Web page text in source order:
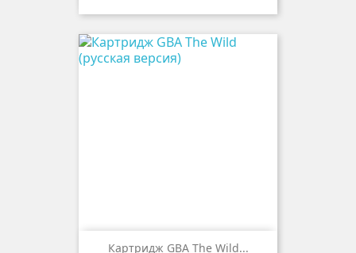
Картридж GBA The Wild...